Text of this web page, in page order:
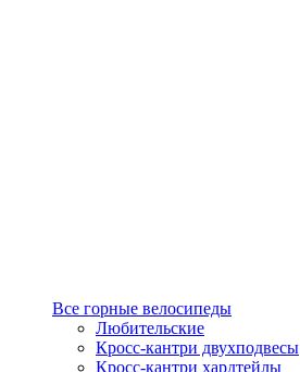
Все горные велосипеды
Любительские
Кросс-кантри двухподвесы
Кросс-кантри хардтейлы